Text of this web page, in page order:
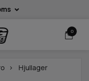
0
Hjullager